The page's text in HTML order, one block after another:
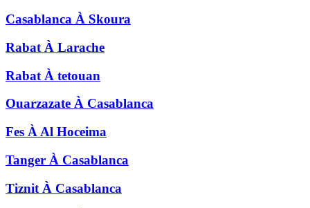
Casablanca À Skoura
Rabat À Larache
Rabat À tetouan
Ouarzazate À Casablanca
Fes À Al Hoceima
Tanger À Casablanca
Tiznit À Casablanca